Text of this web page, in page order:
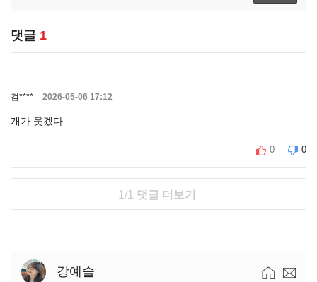
댓글 1
검**** 2026-05-06 17:12
개가 웃겠다.
0 0
1/1 댓글 더보기
강예슬